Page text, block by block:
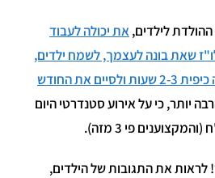
לילדים,את יכולה לעבוד
שאת בונה לעצמך, לשמח ילדים,
לשיר איתם, לשחק באווירה כיפית 2-3 שעות ולסיים את החודש
יותר, כי על אירוע סטנדרטי היום
את התגובות של הילדים,